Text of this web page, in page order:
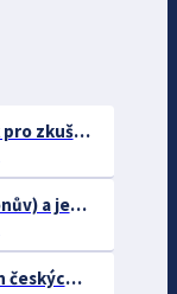
Sklípkan modravý - pavouk pro zkušené chovatele
Chameleon třírohý (Jacksonův) a jeho chov
Zapomenuté střípky z dějin českých exotářů - 3.část